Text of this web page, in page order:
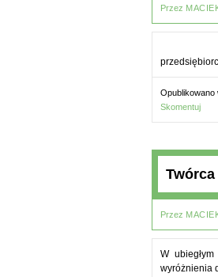
Przez
Opublikowano
Skomentuj
Przez
W
wyróżnienia